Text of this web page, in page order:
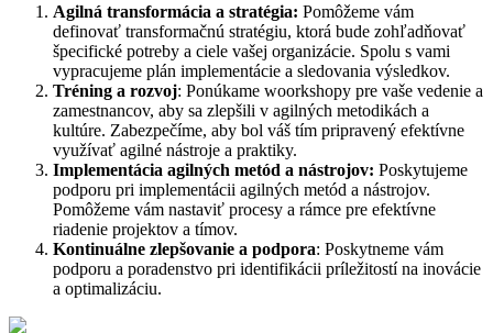
Agilná transformácia a stratégia: Pomôžeme vám
definovať transformačnú stratégiu, ktorá bude zohľadňovať
špecifické potreby a ciele vašej organizácie. Spolu s vami
vypracujeme plán implementácie a sledovania výsledkov.
Tréning a rozvoj: Ponúkame woorkshopy pre vaše vedenie a
zamestnancov, aby sa zlepšili v agilných metodikách a
kultúre. Zabezpečíme, aby bol váš tím pripravený efektívne
využívať agilné nástroje a praktiky.
Implementácia agilných metód a nástrojov: Poskytujeme
podporu pri implementácii agilných metód a nástrojov.
Pomôžeme vám nastaviť procesy a rámce pre efektívne
riadenie projektov a tímov.
Kontinuálne zlepšovanie a podpora: Poskytneme vám
podporu a poradenstvo pri identifikácii príležitostí na inovácie
a optimalizáciu.